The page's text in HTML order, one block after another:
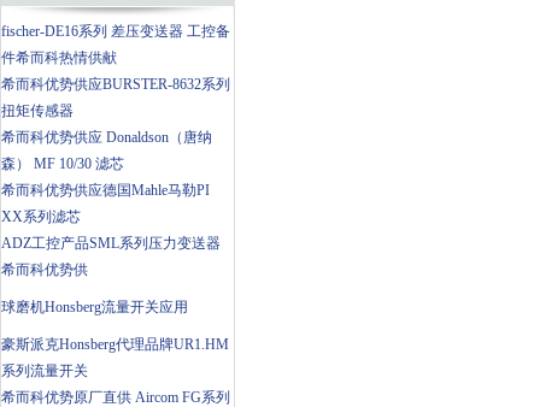
fischer-DE16系列 差压变送器 工控备
件希而科热情供献
希而科优势供应BURSTER-8632系列
扭矩传感器
希而科优势供应 Donaldson（唐纳
森） MF 10/30 滤芯
希而科优势供应德国Mahle马勒PI
XX系列滤芯
ADZ工控产品SML系列压力变送器
希而科优势供
球磨机Honsberg流量开关应用
豪斯派克Honsberg代理品牌UR1.HM
系列流量开关
希而科优势原厂直供 Aircom FG系列